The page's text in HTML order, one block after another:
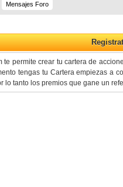
Mensajes Foro
te permite crear tu cartera de
tengas tu Cartera empiezas a
lo tanto los premios que gane un